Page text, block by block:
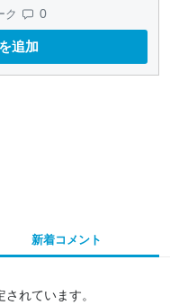
ク 0
追加
新着コメント
れています。